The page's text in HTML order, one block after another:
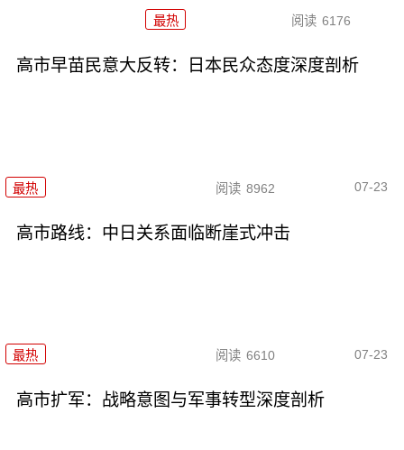
最热 阅读 6176
高市早苗民意大反转：日本民众态度深度剖析
最热 阅读 8962 07-23
高市路线：中日关系面临断崖式冲击
最热 阅读 6610 07-23
高市扩军：战略意图与军事转型深度剖析